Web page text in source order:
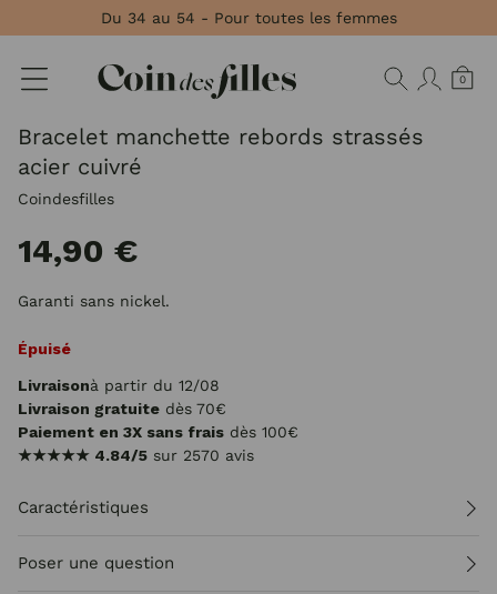
Du 34 au 54 - Pour toutes les femmes
0
Bracelet manchette rebords strassés
acier cuivré
Coindesfilles
14,90 €
Garanti sans nickel.
Épuisé
Livraisonà partir du 12/08
Livraison gratuite dès 70€
Paiement en 3X sans frais dès 100€
★★★★★ 4.84/5 sur 2570 avis
Caractéristiques
Poser une question
Panneau de gestion des cookies